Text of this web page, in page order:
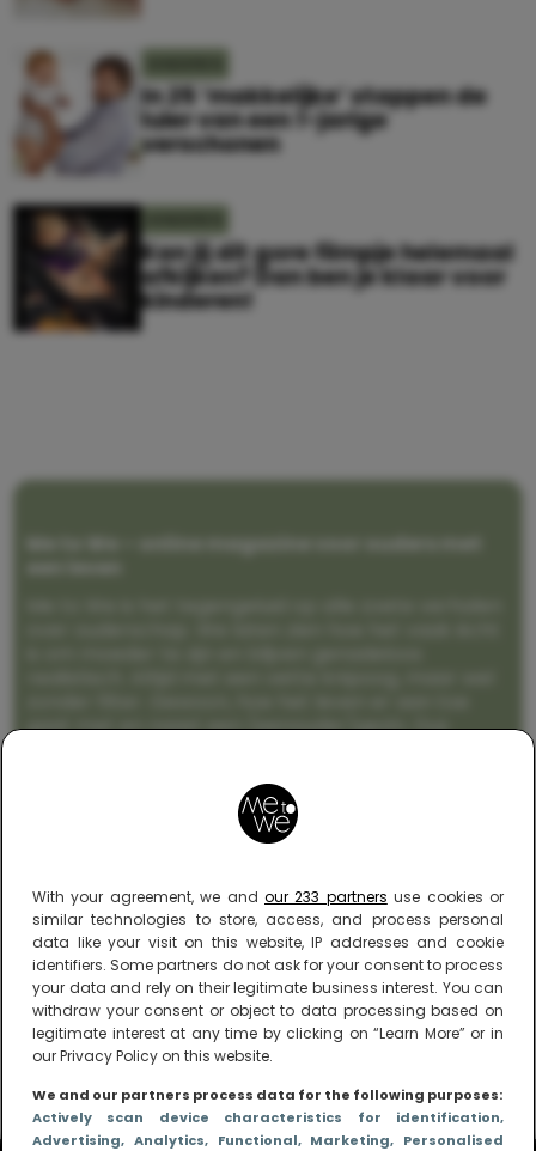
With your agreement, we and our 233 partners use cookies or
similar technologies to store, access, and process personal
data like your visit on this website, IP addresses and cookie
identifiers. Some partners do not ask for your consent to process
your data and rely on their legitimate business interest. You can
withdraw your consent or object to data processing based on
legitimate interest at any time by clicking on “Learn More” or in
our Privacy Policy on this website.
We and our partners process data for the following purposes:
Actively scan device characteristics for identification,
Advertising, Analytics, Functional, Marketing, Personalised
In 25 ‘makkelijke’ stappen de
luier van een 1-jarige
verschonen
Kan jij dit gore filmpje helemaal
afkijken? Dan ben je klaar voor
kinderen!
Me to We – online magazine voor ouders met
gaat met en naast een (eenouder)gezin. Dus